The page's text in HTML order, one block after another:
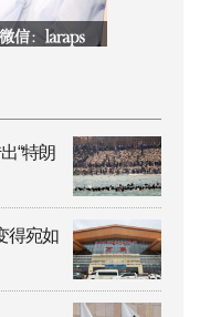
“特朗
得宛如